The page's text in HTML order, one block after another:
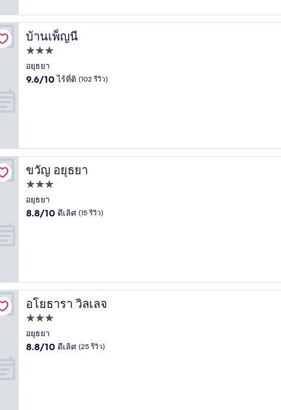
บ้านเพ็ญนี
บ้านเพ็ญนี
ที่พัก
3.0
ดาว
อยุธยา
9.6
รีวิว)
9.6/10 ไร้ที่ติ (102 รีวิว)
ขวัญ อยุธยา
ขวัญ อยุธยา
ที่พัก
3.0
ดาว
อยุธยา
8.8
8.8/10 ดีเลิศ (15 รีวิว)
อโยธารา วิลเลจ
อโยธารา วิลเลจ
ที่พัก
3.0
ดาว
อยุธยา
8.8
8.8/10 ดีเลิศ (25 รีวิว)